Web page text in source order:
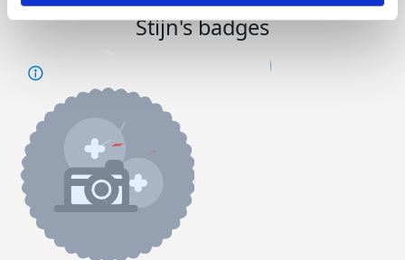
Stijn's badges